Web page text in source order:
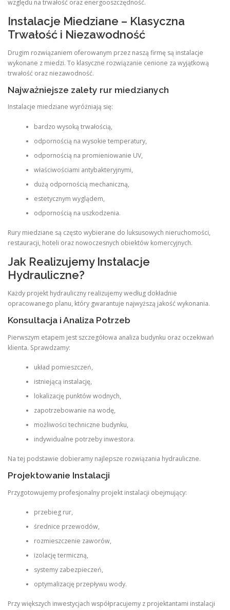
względu na trwałość oraz energooszczędność.
Instalacje Miedziane – Klasyczna
Trwałość i Niezawodność
Drugim rozwiązaniem oferowanym przez naszą firmę są instalacje
wykonane z miedzi. To klasyczne rozwiązanie cenione za wyjątkową
trwałość oraz niezawodność.
Najważniejsze zalety rur miedzianych
Instalacje miedziane wyróżniają się:
bardzo wysoką trwałością,
odpornością na wysokie temperatury,
odpornością na promieniowanie UV,
właściwościami antybakteryjnymi,
dużą odpornością mechaniczną,
estetycznym wyglądem,
odpornością na uszkodzenia.
Rury miedziane są często wybierane do luksusowych nieruchomości,
restauracji, hoteli oraz nowoczesnych obiektów komercyjnych.
Jak Realizujemy Instalacje
Hydrauliczne?
Każdy projekt hydrauliczny realizujemy według dokładnie
opracowanego planu, który gwarantuje najwyższą jakość wykonania.
Konsultacja i Analiza Potrzeb
Pierwszym etapem jest szczegółowa analiza budynku oraz oczekiwań
klienta. Sprawdzamy:
układ pomieszczeń,
istniejącą instalację,
lokalizację punktów wodnych,
zapotrzebowanie na wodę,
możliwości techniczne budynku,
indywidualne potrzeby inwestora.
Na tej podstawie dobieramy najlepsze rozwiązania hydrauliczne.
Projektowanie Instalacji
Przygotowujemy profesjonalny projekt instalacji obejmujący:
przebieg rur,
średnice przewodów,
rozmieszczenie zaworów,
izolację termiczną,
systemy zabezpieczeń,
optymalizację przepływu wody.
Przy większych inwestycjach współpracujemy z projektantami instalacji